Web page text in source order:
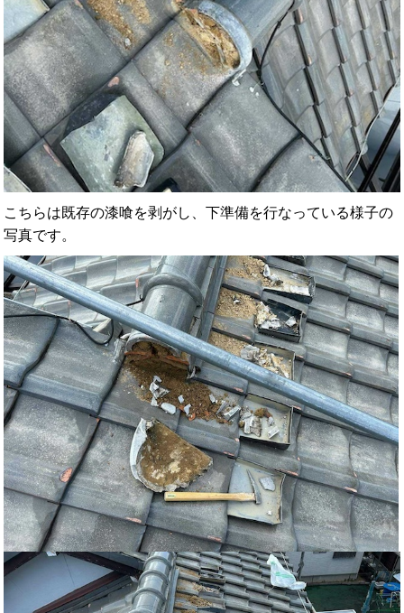
こちらは既存の漆喰を剥がし、下準備を行なっている様子の
写真です。